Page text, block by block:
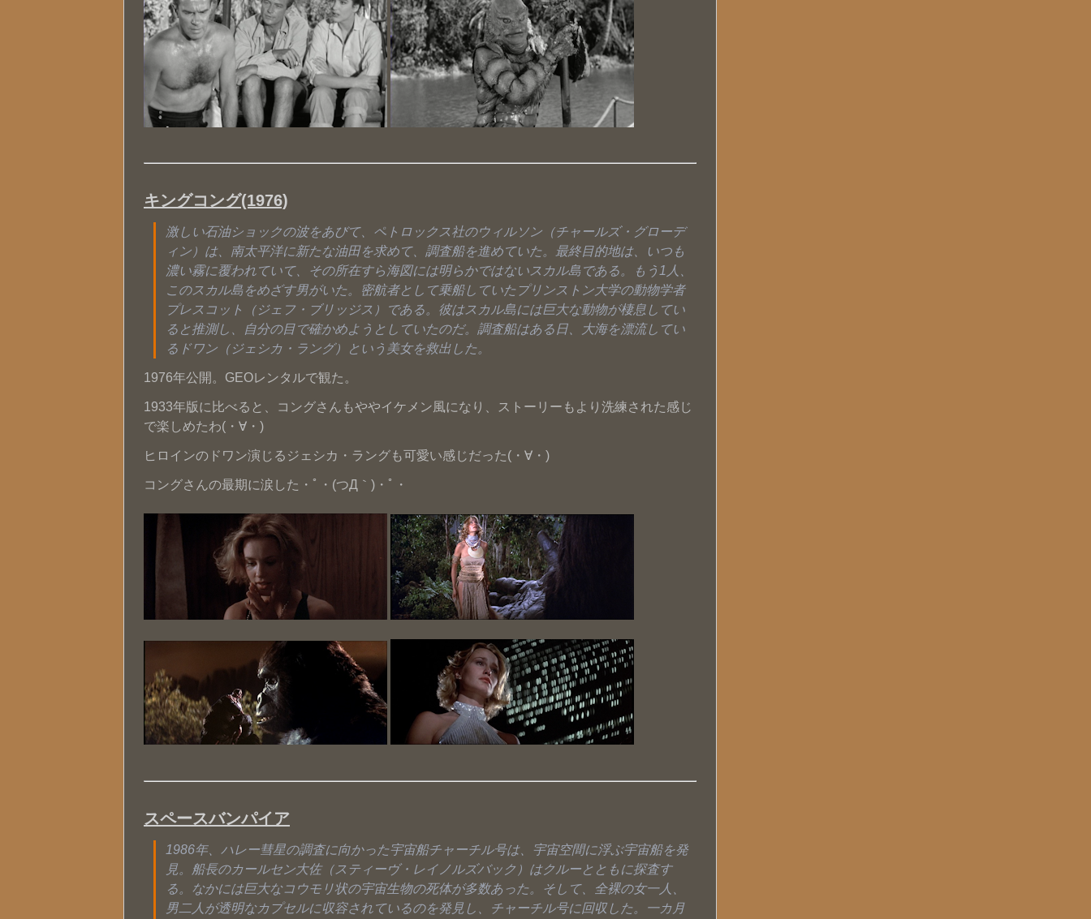
キングコング(1976)
激しい石油ショックの波をあびて、ペトロックス社のウィルソン（チャールズ・グローデ
ィン）は、南太平洋に新たな油田を求めて、調査船を進めていた。最終目的地は、いつも
濃い霧に覆われていて、その所在すら海図には明らかではないスカル島である。もう1人、
このスカル島をめざす男がいた。密航者として乗船していたプリンストン大学の動物学者
プレスコット（ジェフ・ブリッジス）である。彼はスカル島には巨大な動物が棲息してい
ると推測し、自分の目で確かめようとしていたのだ。調査船はある日、大海を漂流してい
るドワン（ジェシカ・ラング）という美女を救出した。
1976年公開。GEOレンタルで観た。
1933年版に比べると、コングさんもややイケメン風になり、ストーリーもより洗練された感じ
で楽しめたわ(・∀・)
ヒロインのドワン演じるジェシカ・ラングも可愛い感じだった(・∀・)
コングさんの最期に涙した・ﾟ・(つД｀)・ﾟ・
スペースバンパイア
1986年、ハレー彗星の調査に向かった宇宙船チャーチル号は、宇宙空間に浮ぶ宇宙船を発
見。船長のカールセン大佐（スティーヴ・レイノルズバック）はクルーとともに探査す
る。なかには巨大なコウモリ状の宇宙生物の死体が多数あった。そして、全裸の女一人、
男二人が透明なカプセルに収容されているのを発見し、チャーチル号に回収した。一カ月